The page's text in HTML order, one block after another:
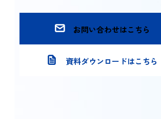
お問い合わせはこちら
資料ダウンロードはこちら